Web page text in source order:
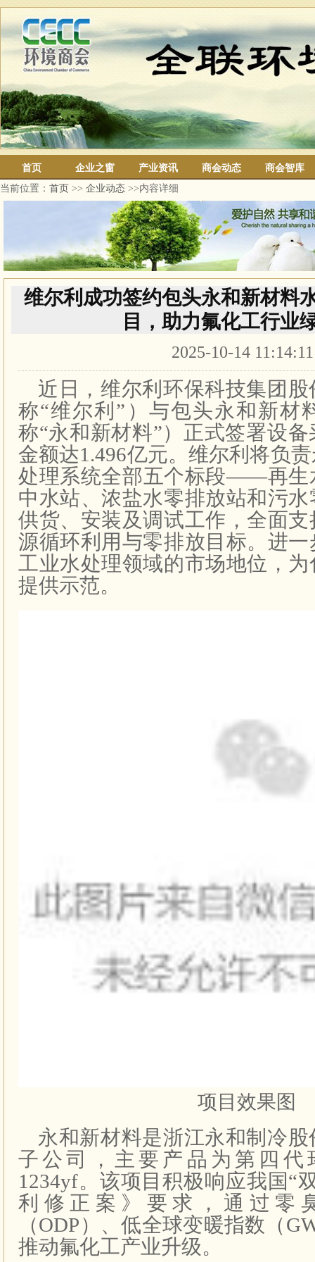
首页 企业之窗 产业资讯 商会动态
商会智库
当前位置： 首页 >> 企业动态 >>内容详细
维尔利成功签约包头永和新材料
目，助力氟化工行业
2025-10-14
近日，维尔利环保科技集团
称“维尔利”）与包头永和新材
称“永和新材料”）正式签署设
金额达1.496亿元。维尔利将负
处理系统全部五个标段——再生
中水站、浓盐水零排放站和污
供货、安装及调试工作，全面
源循环利用与零排放目标。进
工业水处理领域的市场地位，
提供示范。
项目效果图
永和新材料是浙江永和制冷
子公司，主要产品为第四代
1234yf。该项目积极响应我国“
利修正案》要求，通过零
（ODP）、低全球变暖指数（
推动氟化工产业升级。